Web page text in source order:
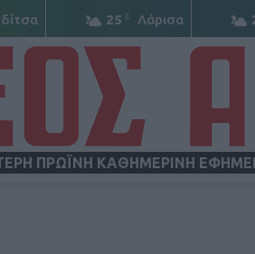
25 C Λάρισα
ΠΡΩΪΝΗ ΚΑΘΗΜΕΡΙΝΗ